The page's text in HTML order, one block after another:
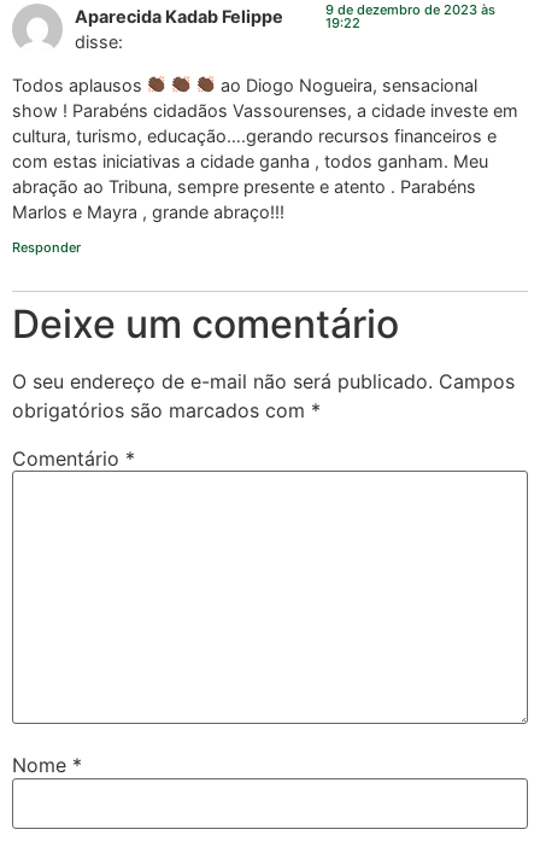
Aparecida Kadab Felippe
disse:
9 de dezembro de 2023 às
19:22
Todos aplausos
ao Diogo Nogueira, sensacional
show ! Parabéns cidadãos Vassourenses, a cidade investe em
cultura, turismo, educação….gerando recursos financeiros e
com estas iniciativas a cidade ganha , todos ganham. Meu
abração ao Tribuna, sempre presente e atento . Parabéns
Marlos e Mayra , grande abraço!!!
Responder
Deixe um comentário
O seu endereço de e-mail não será publicado. Campos
obrigatórios são marcados com *
Comentário *
Nome *